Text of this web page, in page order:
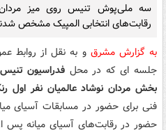
سه ملی‌پوش تنیس روی میز مردان
رقابت‌های انتخابی المپیک مشخص
به گزارش مشرق و به نقل از روابط
جلسه ای که در محل فدراسیون
بخش مردان نوشاد عالمیان نفر اول
فنی برای حضور در مسابقات آسیای
حضور در رقابت‌های آسیای میانه پس